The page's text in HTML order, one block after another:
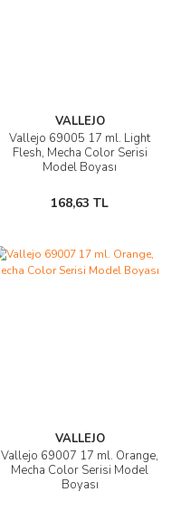
VALLEJO
Vallejo 69005 17 ml. Light
Flesh, Mecha Color Serisi
Model Boyası
168,63 TL
VALLEJO
Vallejo 69007 17 ml. Orange,
Mecha Color Serisi Model
Boyası